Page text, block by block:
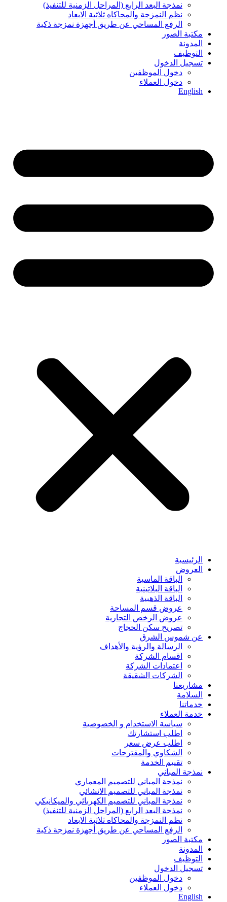
نمذجة البعد الرابع (المراحل الزمنیة للتنفیذ)
نظم النمزجة والمحاكاه ثلاثیة الابعاد
الرفع المساحي عن طریق أجھزة نمزجة ذكیة
مكتبة الصور
المدونة
التوظيف
تسجيل الدخول
دخول الموظفين
دخول العملاء
English
الرئيسية
العروض
الباقة الماسية
الباقة البلاتينية
الباقة الذهبية
عروض قسم المساحة
عروض الرخص التجارية
تصريح سكن الحجاج
عن شموس الشرق
الرسالة والرؤية والأهداف
اقسام الشركة
اعتمادات الشركة
الشركات الشقيقة
مشاريعنا
السلامة
خدماتنا
خدمة العملاء
سياسة الاستخدام و الخصوصية
اطلب استشارتك
اطلب عرض سعر
الشكاوي والمقترحات
تقييم الخدمة
نمذجة المباني
نمذجة المباني للتصمیم المعماري
نمذجة المباني للتصمیم الانشائي
نمذجة المباني للتصمیم الكھربائي والمیكانیكي
نمذجة البعد الرابع (المراحل الزمنیة للتنفیذ)
نظم النمزجة والمحاكاه ثلاثیة الابعاد
الرفع المساحي عن طریق أجھزة نمزجة ذكیة
مكتبة الصور
المدونة
التوظيف
تسجيل الدخول
دخول الموظفين
دخول العملاء
English